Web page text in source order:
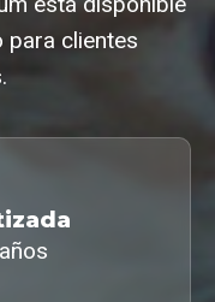
para clientes